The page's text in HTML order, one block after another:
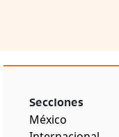
Secciones
México